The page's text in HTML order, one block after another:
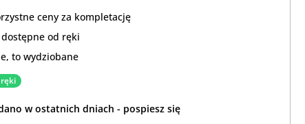
ceny za kompletację
od ręki
to wydziobane
w ostatnich dniach - pospiesz się